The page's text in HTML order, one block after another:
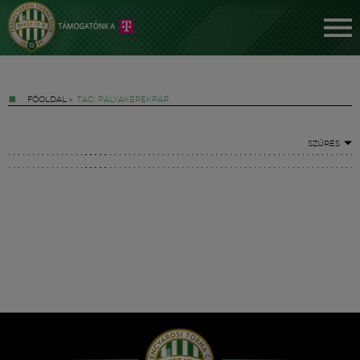
FŐOLDAL » TAG: PÁLYAKERÉKPÁR
SZŰRÉS
Hírek